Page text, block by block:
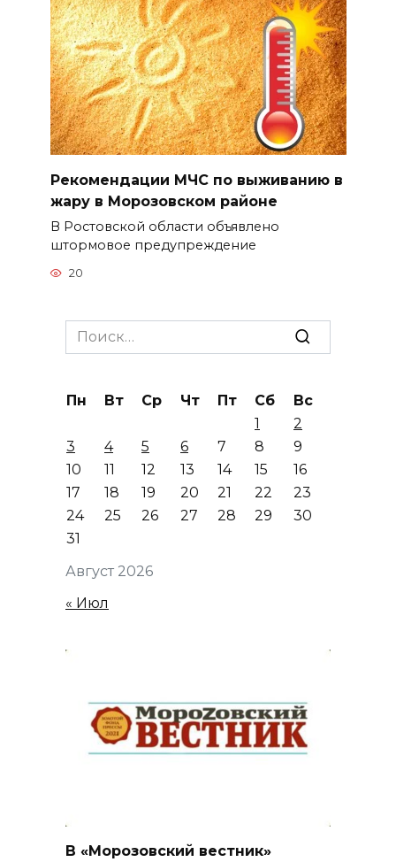
Рекомендации МЧС по выживанию в
жару в Морозовском районе
В Ростовской области объявлено
штормовое предупреждение
20
Search
for:
Август 2026
Пн Вт Ср Чт Пт Сб
Вс
1
2
3
4 5 6 7 8
9
10
11 12 13 14 15
16
17
18 19 20 21 22
23
24
25 26 27 28 29
30
31
« Июл
В «Морозовский вестник»